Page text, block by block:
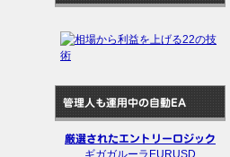
管理人も運用中の自動EA
厳選されたエントリーロジック
ギガガルーラEURUSD